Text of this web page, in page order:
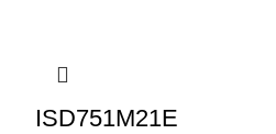
ISD751M21E